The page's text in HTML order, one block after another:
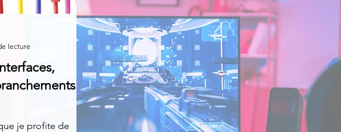
Linux Loisir et divertissement Mises à jour
News Nirsoft Occupation disque
Réseaux Réseaux sociaux Sécurité Services en ligne
je profite de
lecture